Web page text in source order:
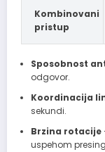
Kombinovani
pristup
Sposobnost
odgovor.
Koordinacija
sekundi.
Brzina rotacije
uspehom